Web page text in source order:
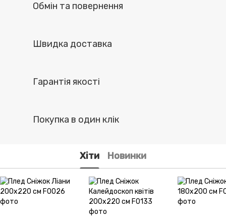
Обмін та повернення
Швидка доставка
Гарантія якості
Покупка в один клік
Хіти Новинки